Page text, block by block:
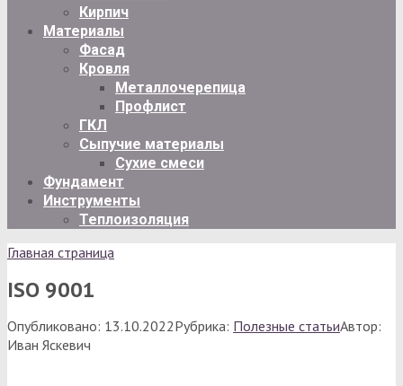
Кирпич
Материалы
Фасад
Кровля
Металлочерепица
Профлист
ГКЛ
Сыпучие материалы
Сухие смеси
Фундамент
Инструменты
Теплоизоляция
Главная страница
ISO 9001
Опубликовано: 13.10.2022Рубрика: Полезные статьиАвтор:
Иван Яскевич